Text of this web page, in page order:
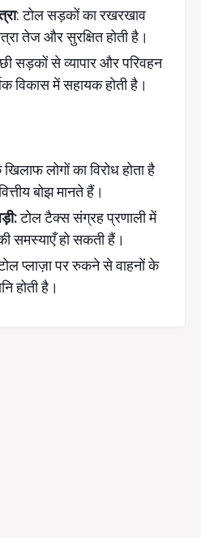
: टोल सड़कों का रखरखाव
तेज और सुरक्षित होती है।
सड़कों से व्यापार और परिवहन
विकास में सहायक होती है।
लोगों का विरोध होता है
बोझ मानते हैं।
टोल टैक्स संग्रह प्रणाली में
समस्याएँ हो सकती हैं।
प्लाज़ा पर रुकने से वाहनों के
होती है।